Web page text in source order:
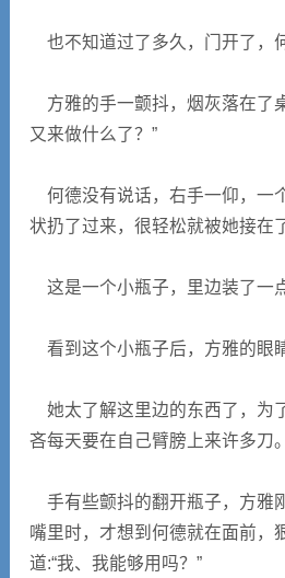
也不知道过了多久，门开了，
方雅的手一颤抖，烟灰落在了
又来做什么了？”
何德没有说话，右手一仰，一
状扔了过来，很轻松就被她接在
这是一个小瓶子，里边装了一
看到这个小瓶子后，方雅的眼
她太了解这里边的东西了，为
吝每天要在自己臂膀上来许多刀。
手有些颤抖的翻开瓶子，方雅
嘴里时，才想到何德就在面前，
道:“我、我能够用吗？”